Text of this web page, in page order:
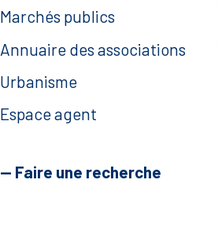
Marchés publics
Annuaire des associations
Urbanisme
Espace agent
— Faire une recherche